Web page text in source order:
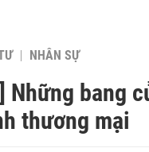
NHÂN SỰ
Những bang
thương mại